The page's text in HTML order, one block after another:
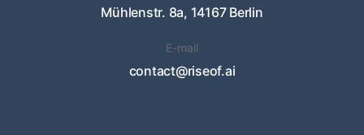
Mühlenstr. 8a, 14167 Berlin
E-mail
contact@riseof.ai